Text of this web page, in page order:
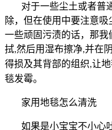
对于一些尘土或者普
除，但在使用中要注意
一些顽固污渍的话，那
拭,然后用湿布擦净,并在
得损及其背部的组织,让
毯发霉。
家用地毯怎么清洗
如果是小宝宝不小心